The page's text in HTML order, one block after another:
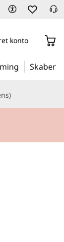
konto
Skaber